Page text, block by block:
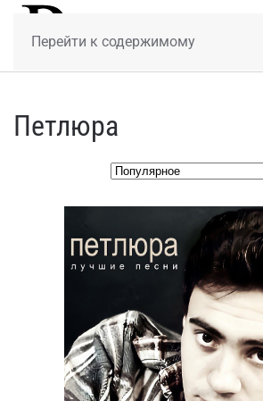
Перейти к содержимому
Петлюра